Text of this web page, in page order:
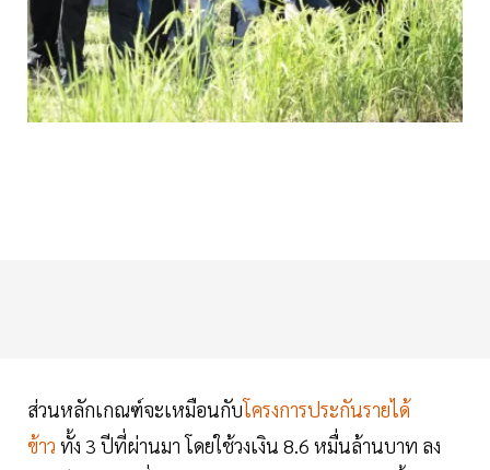
ส่วนหลักเกณฑ์จะเหมือนกับโครงการประกันรายได้
ข้าว ทั้ง 3 ปีที่ผ่านมา โดยใช้วงเงิน 8.6 หมื่นล้านบาท ลง